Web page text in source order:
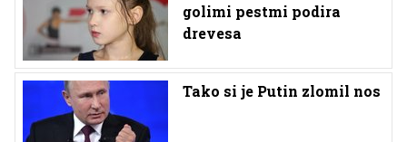
golimi pestmi podira
drevesa
Tako si je Putin zlomil nos